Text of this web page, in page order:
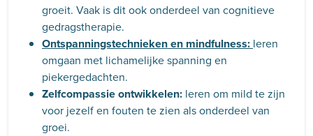
groeit. Vaak is dit ook onderdeel van cognitieve
gedragstherapie.
Ontspanningstechnieken en mindfulness: leren
omgaan met lichamelijke spanning en
piekergedachten.
Zelfcompassie ontwikkelen: leren om mild te zijn
voor jezelf en fouten te zien als onderdeel van
groei.